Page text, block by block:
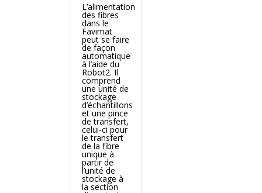
L’alimentation
des fibres
dans le
Favimat
peut se faire
de façon
automatique
à l’aide du
Robot2. Il
comprend
une unité de
stockage
d’échantillons
et une pince
de transfert,
celui-ci pour
le transfert
de la fibre
unique à
partir de
l’unité de
stockage à
la section